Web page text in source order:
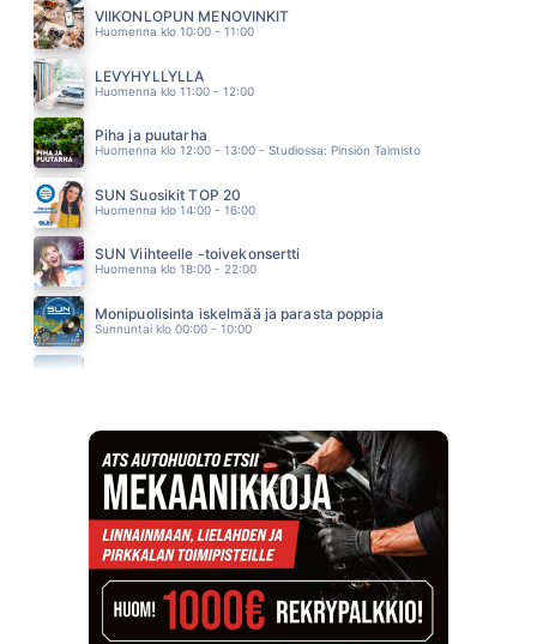
KASMIR & ANNA PUU
11.07
IRWIN
11.03
VIIKONLOPUN MENOVINKIT
Huomenna klo 10:00 - 11:00
LEVYHYLLYLLÄ
Huomenna klo 11:00 - 12:00
Piha ja puutarha
Huomenna klo 12:00 - 13:00 - Studiossa: Pinsiön Taimisto
SUN Suosikit TOP 20
Huomenna klo 14:00 - 16:00
SUN Viihteelle -toivekonsertti
Huomenna klo 18:00 - 22:00
Monipuolisinta iskelmää ja parasta poppia
Sunnuntai klo 00:00 - 10:00